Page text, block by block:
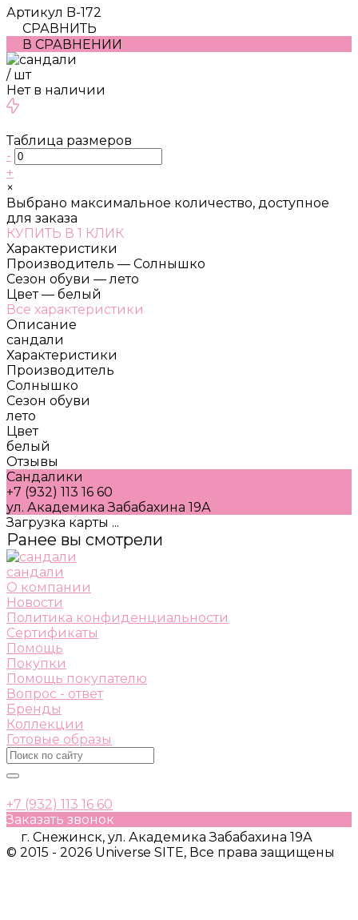
Артикул B-172
СРАВНИТЬ
В СРАВНЕНИИ
/ шт
Нет в наличии
Таблица размеров
-
+
×
Выбрано максимальное количество, доступное
для заказа
КУПИТЬ В 1 КЛИК
Характеристики
Производитель — Солнышко
Сезон обуви — лето
Цвет — белый
Все характеристики
Описание
сандали
Характеристики
Производитель
Солнышко
Сезон обуви
лето
Цвет
белый
Отзывы
Сандалики
+7 (932) 113 16 60
ул. Академика Забабахина 19А
Загрузка карты ...
Ранее вы смотрели
сандали
О компании
Новости
Политика конфиденциальности
Сертификаты
Помощь
Покупки
Помощь покупателю
Вопрос - ответ
Бренды
Коллекции
Готовые образы
+7 (932) 113 16 60
Заказать звонок
г. Снежинск, ул. Академика Забабахина 19А
© 2015 - 2026 Universe SITE, Все права защищены